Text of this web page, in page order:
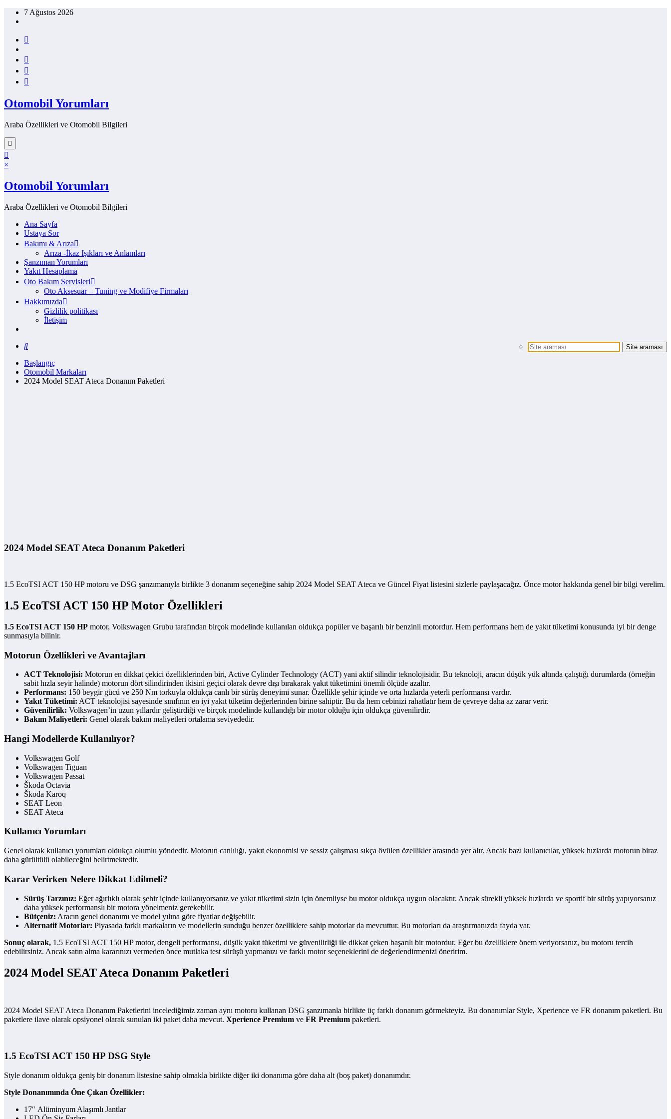
İçeriğe7 Ağustos 2026
Otomobil Yorumları
Araba Özellikleri ve Otomobil Bilgileri
×
Otomobil Yorumları
Araba Özellikleri ve Otomobil Bilgileri
Ana Sayfa
Ustaya Sor
Bakımı & Arıza
Arıza -İkaz Işıkları ve Anlamları
Şanzıman Yorumları
Yakıt Hesaplama
Oto Bakım Servisleri
Oto Aksesuar – Tuning ve Modifiye Firmaları
Hakkımızda
Gizlilik politikası
İletişim
Başlangıç
Otomobil Markaları
2024 Model SEAT Ateca Donanım Paketleri
2024 Model SEAT Ateca Donanım Paketleri
1.5 EcoTSI ACT 150 HP motoru ve DSG şanzımanıyla birlikte 3 donanım seçeneğine sahip 2024 Model SEAT Ateca ve Güncel Fiyat listesini sizlerle paylaşacağız. Önce motor hakkında genel bir bilgi verelim.
1.5 EcoTSI ACT 150 HP Motor Özellikleri
1.5 EcoTSI ACT 150 HP motor, Volkswagen Grubu tarafından birçok modelinde kullanılan oldukça popüler ve başarılı bir benzinli motordur. Hem performans hem de yakıt tüketimi konusunda iyi bir denge
sunmasıyla bilinir.
Motorun Özellikleri ve Avantajları
ACT Teknolojisi: Motorun en dikkat çekici özelliklerinden biri, Active Cylinder Technology (ACT) yani aktif silindir teknolojisidir. Bu teknoloji, aracın düşük yük altında çalıştığı durumlarda (örneğin
sabit hızla seyir halinde) motorun dört silindirinden ikisini geçici olarak devre dışı bırakarak yakıt tüketimini önemli ölçüde azaltır.
Performans: 150 beygir gücü ve 250 Nm torkuyla oldukça canlı bir sürüş deneyimi sunar. Özellikle şehir içinde ve orta hızlarda yeterli performansı vardır.
Yakıt Tüketimi: ACT teknolojisi sayesinde sınıfının en iyi yakıt tüketim değerlerinden birine sahiptir. Bu da hem cebinizi rahatlatır hem de çevreye daha az zarar verir.
Güvenilirlik: Volkswagen’in uzun yıllardır geliştirdiği ve birçok modelinde kullandığı bir motor olduğu için oldukça güvenilirdir.
Bakım Maliyetleri: Genel olarak bakım maliyetleri ortalama seviyededir.
Hangi Modellerde Kullanılıyor?
Volkswagen Golf
Volkswagen Tiguan
Volkswagen Passat
Škoda Octavia
Škoda Karoq
SEAT Leon
SEAT Ateca
Kullanıcı Yorumları
Genel olarak kullanıcı yorumları oldukça olumlu yöndedir. Motorun canlılığı, yakıt ekonomisi ve sessiz çalışması sıkça övülen özellikler arasında yer alır. Ancak bazı kullanıcılar, yüksek hızlarda motorun biraz
daha gürültülü olabileceğini belirtmektedir.
Karar Verirken Nelere Dikkat Edilmeli?
Sürüş Tarzınız: Eğer ağırlıklı olarak şehir içinde kullanıyorsanız ve yakıt tüketimi sizin için önemliyse bu motor oldukça uygun olacaktır. Ancak sürekli yüksek hızlarda ve sportif bir sürüş yapıyorsanız
daha yüksek performanslı bir motora yönelmeniz gerekebilir.
Bütçeniz: Aracın genel donanımı ve model yılına göre fiyatlar değişebilir.
Alternatif Motorlar: Piyasada farklı markaların ve modellerin sunduğu benzer özelliklere sahip motorlar da mevcuttur. Bu motorları da araştırmanızda fayda var.
Sonuç olarak, 1.5 EcoTSI ACT 150 HP motor, dengeli performansı, düşük yakıt tüketimi ve güvenilirliği ile dikkat çeken başarılı bir motordur. Eğer bu özelliklere önem veriyorsanız, bu motoru tercih
edebilirsiniz. Ancak satın alma kararınızı vermeden önce mutlaka test sürüşü yapmanızı ve farklı motor seçeneklerini de değerlendirmenizi öneririm.
2024 Model SEAT Ateca Donanım Paketleri
2024 Model SEAT Ateca Donanım Paketlerini incelediğimiz zaman aynı motoru kullanan DSG şanzımanla birlikte üç farklı donanım görmekteyiz. Bu donanımlar Style, Xperience ve FR donanım paketleri. Bu
paketlere ilave olarak opsiyonel olarak sunulan iki paket daha mevcut. Xperience Premium ve FR Premium paketleri.
1.5 EcoTSI ACT 150 HP DSG Style
Style donanım oldukça geniş bir donanım listesine sahip olmakla birlikte diğer iki donanıma göre daha alt (boş paket) donanımdır.
Style Donanımında Öne Çıkan Özellikler:
17″ Alüminyum Alaşımlı Jantlar